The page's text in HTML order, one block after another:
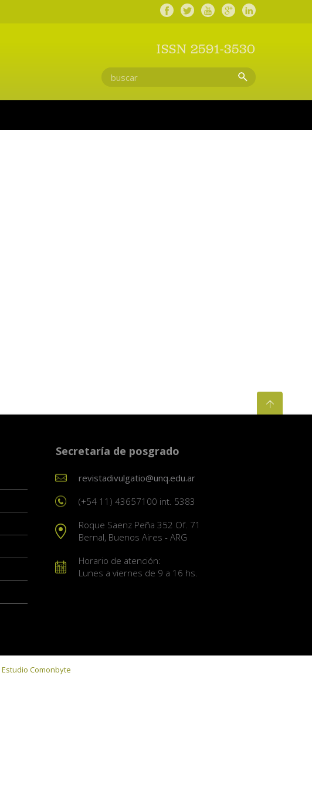
ISSN 2591-3530
Secretaría de posgrado
revistadivulgatio@unq.edu.ar
(+54 11) 43657100 int. 5383
Roque Saenz Peña 352 Of. 71
Bernal, Buenos Aires - ARG
Horario de atención:
Lunes a viernes de 9 a 16 hs.
Estudio Comonbyte